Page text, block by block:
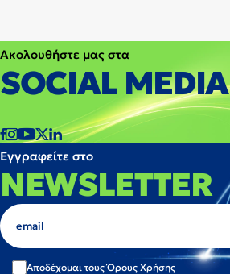
Ακολουθήστε μας στα
SOCIAL MEDIA
Εγγραφείτε στο
NEWSLETTER
Αποδέχομαι τουςΌρους Χρήσης